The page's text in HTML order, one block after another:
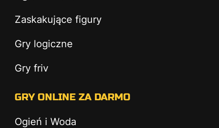
Zaskakujące figury
Gry logiczne
Gry friv
GRY ONLINE ZA DARMO
Ogień i Woda